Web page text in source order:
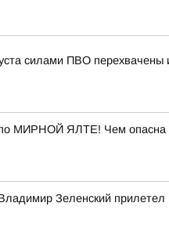
силами ПВО перехвачены
МИРНОЙ ЯЛТЕ! Чем
Зеленский прилетел